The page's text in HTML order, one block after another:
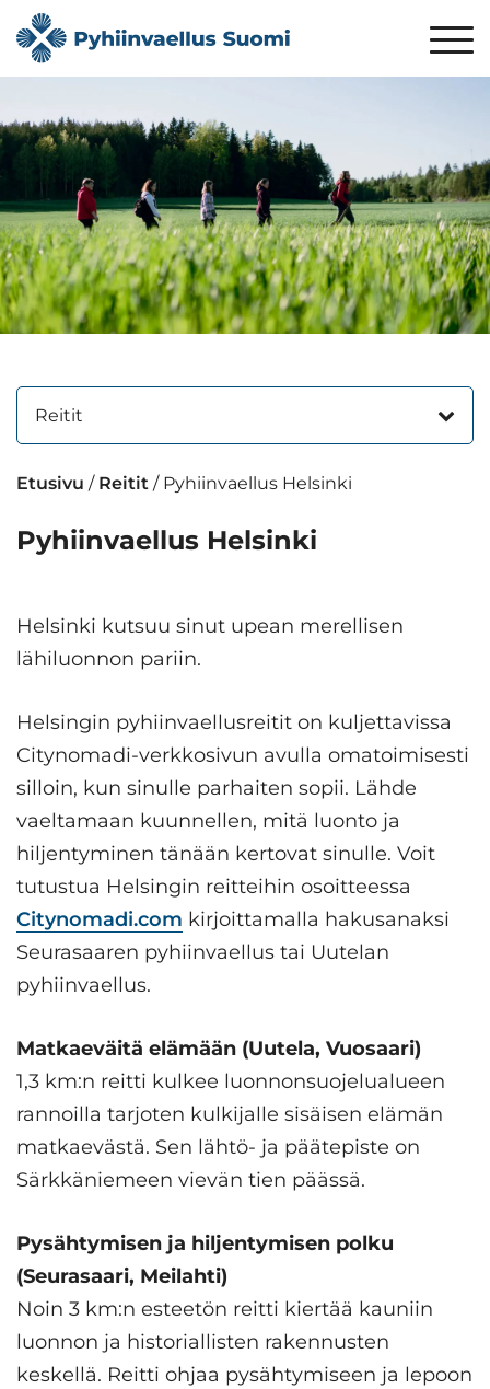
Reitit
Etusivu / Reitit / Pyhiinvaellus Helsinki
Pyhiinvaellus Helsinki
Helsinki kutsuu sinut upean merellisen
lähiluonnon pariin.
Helsingin pyhiinvaellusreitit on kuljettavissa
Citynomadi-verkkosivun avulla omatoimisesti
silloin, kun sinulle parhaiten sopii. Lähde
vaeltamaan kuunnellen, mitä luonto ja
hiljentyminen tänään kertovat sinulle. Voit
tutustua Helsingin reitteihin osoitteessa
Citynomadi.com kirjoittamalla hakusanaksi
Seurasaaren pyhiinvaellus tai Uutelan
pyhiinvaellus.
Matkaeväitä elämään (Uutela, Vuosaari)
1,3 km:n reitti kulkee luonnonsuojelualueen
rannoilla tarjoten kulkijalle sisäisen elämän
matkaevästä. Sen lähtö- ja päätepiste on
Särkkäniemeen vievän tien päässä.
Pysähtymisen ja hiljentymisen polku
(Seurasaari, Meilahti)
Noin 3 km:n esteetön reitti kiertää kauniin
luonnon ja historiallisten rakennusten
keskellä. Reitti ohjaa pysähtymiseen ja lepoon